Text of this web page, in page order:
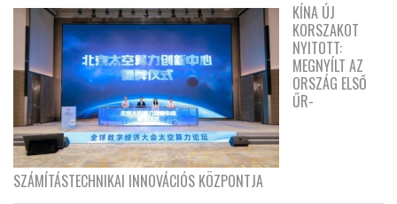
KÍNA ÚJ
KORSZAKOT
NYITOTT:
MEGNYÍLT AZ
ORSZÁG ELSŐ
ŰR-
SZÁMÍTÁSTECHNIKAI INNOVÁCIÓS KÖZPONTJA